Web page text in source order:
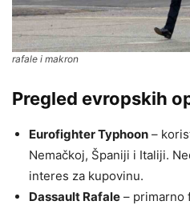
rafale i makron
Pregled evropskih
Eurofighter Typhoon –
Nemačkoj, Španiji i Italiji.
interes za kupovinu.
Dassault Rafale – primarno